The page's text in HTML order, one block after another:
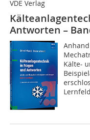
VDE Verlag
Antworten –
Kälte-